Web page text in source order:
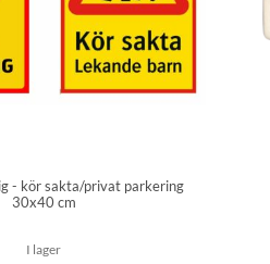
- kör sakta/privat parkering
30x40 cm
I lager